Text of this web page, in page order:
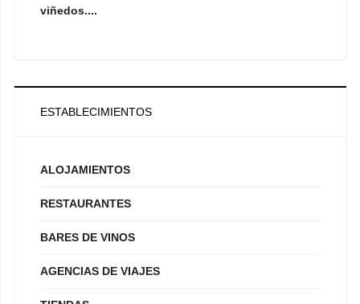
viñedos....
ESTABLECIMIENTOS
ALOJAMIENTOS
RESTAURANTES
BARES DE VINOS
AGENCIAS DE VIAJES